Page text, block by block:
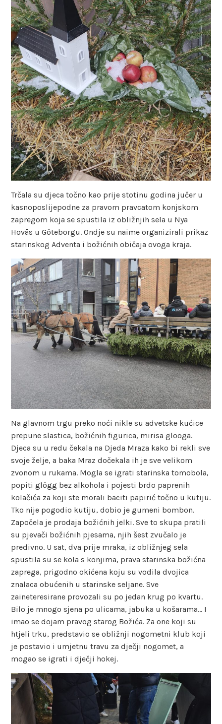
Trčala su djeca točno kao prije stotinu godina jučer u
kasnoposlijepodne za pravom pravcatom konjskom
zapregom koja se spustila iz obližnjih sela u Nya
Hovås u Göteborgu. Ondje su naime organizirali prikaz
starinskog Adventa i božićnih običaja ovoga kraja.
Na glavnom trgu preko noći nikle su advetske kućice
prepune slastica, božićnih figurica, mirisa glooga.
Djeca su u redu čekala na Djeda Mraza kako bi rekli sve
svoje želje, a baka Mraz dočekala ih je sve velikom
zvonom u rukama. Mogla se igrati starinska tomobola,
popiti glögg bez alkohola i pojesti brdo paprenih
kolačića za koji ste morali baciti papirić točno u kutiju.
Tko nije pogodio kutiju, dobio je gumeni bombon.
Započela je prodaja božićnih jelki. Sve to skupa pratili
su pjevači božićnih pjesama, njih šest zvučalo je
predivno. U sat, dva prije mraka, iz obližnjeg sela
spustila su se kola s konjima, prava starinska božićna
zaprega, prigodno okićena koju su vodila dvojica
znalaca obućenih u starinske seljane. Sve
zaineteresirane provozali su po jedan krug po kvartu.
Bilo je mnogo sjena po ulicama, jabuka u košarama… I
imao se dojam pravog starog Božića. Za one koji su
htjeli trku, predstavio se obližnji nogometni klub koji
je postavio i umjetnu travu za dječji nogomet, a
mogao se igrati i dječji hokej.